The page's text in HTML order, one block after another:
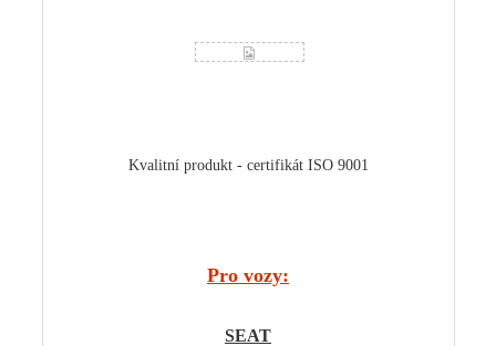
Kvalitní produkt - certifikát ISO 9001
Pro vozy:
SEAT